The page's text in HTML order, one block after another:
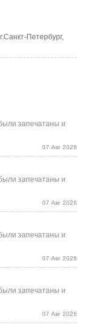
Петербург,
запечатаны и
07 Авг 2026
запечатаны и
07 Авг 2026
запечатаны и
07 Авг 2026
запечатаны и
07 Авг 2026